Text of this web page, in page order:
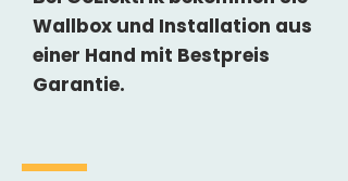
Wallbox und Installation aus
einer Hand mit Bestpreis
Garantie.